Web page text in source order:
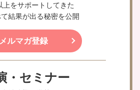
上をサポートしてきた
結果が出る秘密を公開
メルマガ登録
・セミナー